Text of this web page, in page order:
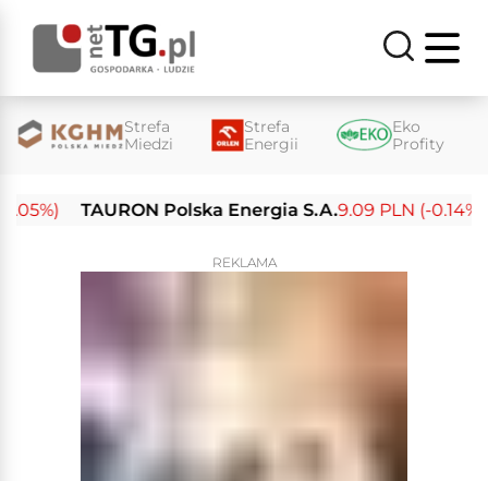
Strefa
Miedzi
Strefa
Energii
Eko
Profity
TAURON Polska Energia S.A.9.09 PLN (-0.14%)
REKLAMA